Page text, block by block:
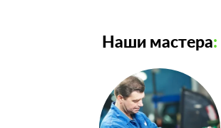
Наши мастера: